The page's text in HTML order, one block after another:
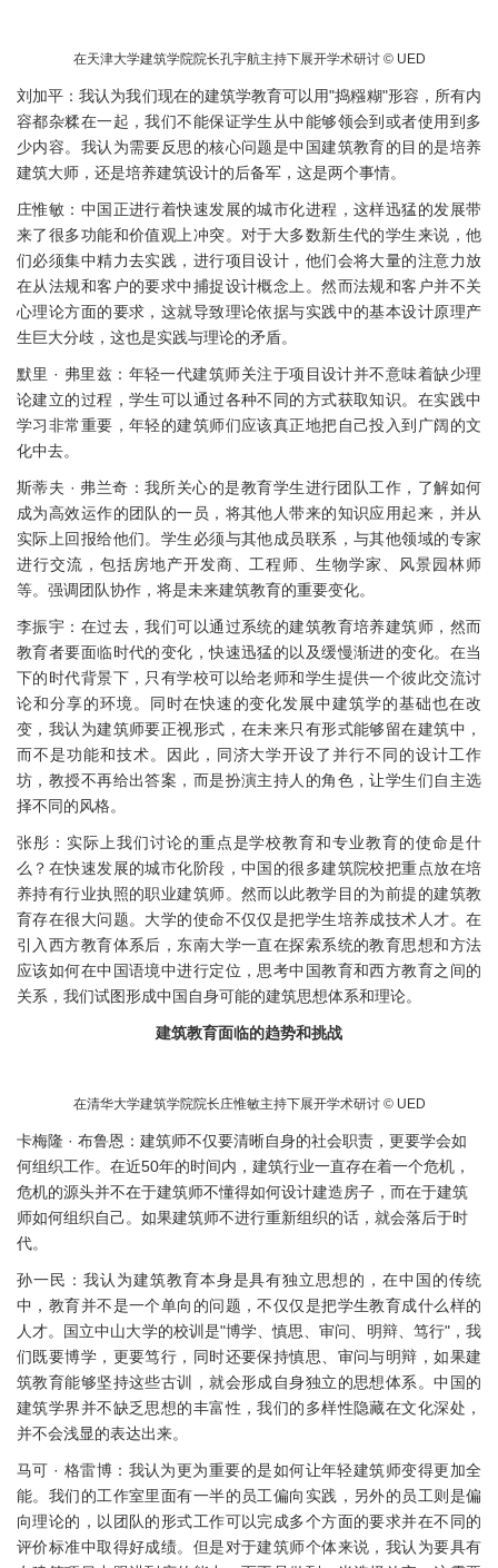
在天津大学建筑学院院长孔宇航主持下展开学术研讨 © UED
刘加平：我认为我们现在的建筑学教育可以用"捣糨糊"形容，所有内
容都杂糅在一起，我们不能保证学生从中能够领会到或者使用到多
少内容。我认为需要反思的核心问题是中国建筑教育的目的是培养
建筑大师，还是培养建筑设计的后备军，这是两个事情。
庄惟敏：中国正进行着快速发展的城市化进程，这样迅猛的发展带
来了很多功能和价值观上冲突。对于大多数新生代的学生来说，他
们必须集中精力去实践，进行项目设计，他们会将大量的注意力放
在从法规和客户的要求中捕捉设计概念上。然而法规和客户并不关
心理论方面的要求，这就导致理论依据与实践中的基本设计原理产
生巨大分歧，这也是实践与理论的矛盾。
默里 · 弗里兹：年轻一代建筑师关注于项目设计并不意味着缺少理
论建立的过程，学生可以通过各种不同的方式获取知识。在实践中
学习非常重要，年轻的建筑师们应该真正地把自己投入到广阔的文
化中去。
斯蒂夫 · 弗兰奇：我所关心的是教育学生进行团队工作，了解如何
成为高效运作的团队的一员，将其他人带来的知识应用起来，并从
实际上回报给他们。学生必须与其他成员联系，与其他领域的专家
进行交流，包括房地产开发商、工程师、生物学家、风景园林师
等。强调团队协作，将是未来建筑教育的重要变化。
李振宇：在过去，我们可以通过系统的建筑教育培养建筑师，然而
教育者要面临时代的变化，快速迅猛的以及缓慢渐进的变化。在当
下的时代背景下，只有学校可以给老师和学生提供一个彼此交流讨
论和分享的环境。同时在快速的变化发展中建筑学的基础也在改
变，我认为建筑师要正视形式，在未来只有形式能够留在建筑中，
而不是功能和技术。因此，同济大学开设了并行不同的设计工作
坊，教授不再给出答案，而是扮演主持人的角色，让学生们自主选
择不同的风格。
张彤：实际上我们讨论的重点是学校教育和专业教育的使命是什
么？在快速发展的城市化阶段，中国的很多建筑院校把重点放在培
养持有行业执照的职业建筑师。然而以此教学目的为前提的建筑教
育存在很大问题。大学的使命不仅仅是把学生培养成技术人才。在
引入西方教育体系后，东南大学一直在探索系统的教育思想和方法
应该如何在中国语境中进行定位，思考中国教育和西方教育之间的
关系，我们试图形成中国自身可能的建筑思想体系和理论。
建筑教育面临的趋势和挑战
在清华大学建筑学院院长庄惟敏主持下展开学术研讨 © UED
卡梅隆 · 布鲁恩：建筑师不仅要清晰自身的社会职责，更要学会如
何组织工作。在近50年的时间内，建筑行业一直存在着一个危机，
危机的源头并不在于建筑师不懂得如何设计建造房子，而在于建筑
师如何组织自己。如果建筑师不进行重新组织的话，就会落后于时
代。
孙一民：我认为建筑教育本身是具有独立思想的，在中国的传统
中，教育并不是一个单向的问题，不仅仅是把学生教育成什么样的
人才。国立中山大学的校训是"博学、慎思、审问、明辩、笃行"，我
们既要博学，更要笃行，同时还要保持慎思、审问与明辩，如果建
筑教育能够坚持这些古训，就会形成自身独立的思想体系。中国的
建筑学界并不缺乏思想的丰富性，我们的多样性隐藏在文化深处，
并不会浅显的表达出来。
马可 · 格雷博：我认为更为重要的是如何让年轻建筑师变得更加全
能。我们的工作室里面有一半的员工偏向实践，另外的员工则是偏
向理论的，以团队的形式工作可以完成多个方面的要求并在不同的
评价标准中取得好成绩。但是对于建筑师个体来说，我认为要具有